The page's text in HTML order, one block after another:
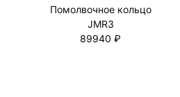
Помолвочное кольцо
JMR3
89940 ₽